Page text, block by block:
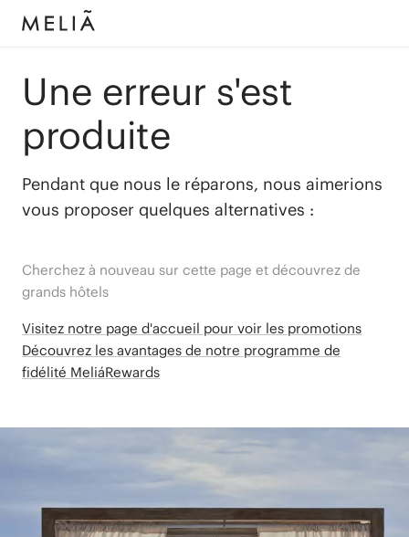
Une erreur s'est
produite
Pendant que nous le réparons, nous aimerions
vous proposer quelques alternatives :
Cherchez à nouveau sur cette page et découvrez de
grands hôtels
Visitez notre page d'accueil pour voir les promotions
Découvrez les avantages de notre programme de
fidélité MeliáRewards